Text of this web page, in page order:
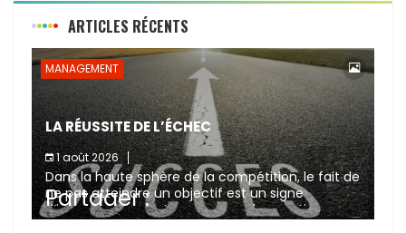
ARTICLES RÉCENTS
MANAGEMENT
LA RÉUSSITE DE L’ÉCHEC
1 août 2026
Dans la haute sphère de la compétition, le fait de
ne pas atteindre un objectif est un signe
d’incompétence et une source de sanctions
diverses (avertissement, […]
Partager :